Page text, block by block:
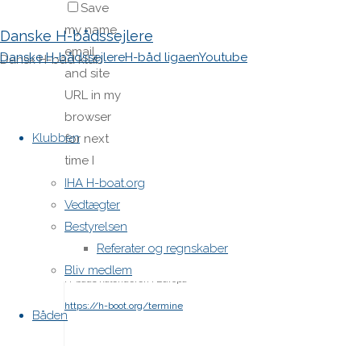
Danske H-bådssejlere
Dansk H-båd klub
Danske H-bådssejlereH-båd ligaenYoutube
Klubben
IHA H-boat.org
Vedtægter
Bestyrelsen
Referater og regnskaber
Bliv medlem
Båden
Save
my name,
email,
and site
URL in my
browser
for next
time I
post a
comment.
H-båds kalenderen i Europa
https://h-boot.org/termine